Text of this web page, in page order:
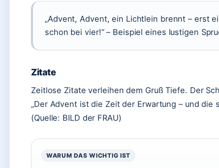
„Advent, Advent, ein Lichtlein brennt – erst
schon bei vier!“ – Beispiel eines lustigen
Zitate
Zeitlose Zitate verleihen dem Gruß Tiefe. Der
„Der Advent ist die Zeit der Erwartung – und die
(Quelle: BILD der FRAU)
WARUM DAS WICHTIG IST